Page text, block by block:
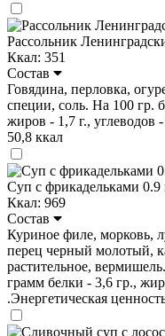
Рассольник
Ккал: 351
Состав
Говядина, перловка,
специи, соль. На 100 гр.
жиров - 1,7 г., углеводов
50,8 ккал
Суп с фрикадельками 0.9
Ккал: 969
Состав
Куриное филе, морковь,
перец черный молотый,
растительное,
грамм белки - 3,6 гр.,
.Энергетическая